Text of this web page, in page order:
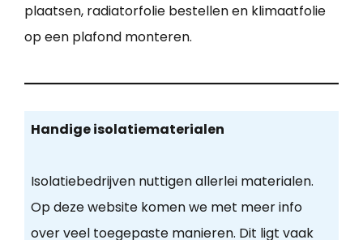
plaatsen, radiatorfolie bestellen en klimaatfolie
op een plafond monteren.
Handige isolatiematerialen
Isolatiebedrijven nuttigen allerlei materialen.
Op deze website komen we met meer info
over veel toegepaste manieren. Dit ligt vaak